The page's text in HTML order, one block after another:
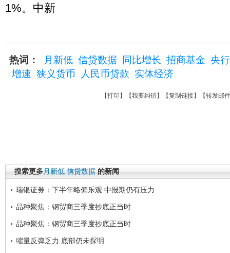
1%。中新
热词： 月新低 信贷数据 同比增长 招商基金 央行
增速 狭义货币 人民币贷款 实体经济
【打印 】【我要纠错】【复制链接】【转发邮件
搜索更多月新低 信贷数据 的新闻
瑞银证券：下半年略偏乐观 中报期仍有压力
品种聚焦：钢贸商三季度抄底正当时
品种聚焦：钢贸商三季度抄底正当时
缩量反弹乏力 底部仍未探明